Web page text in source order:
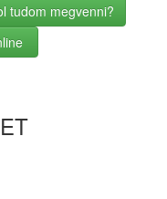
tudom megvenni?